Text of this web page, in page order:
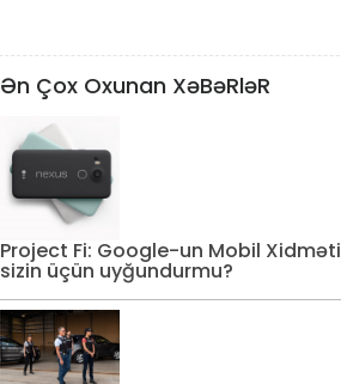
Ən Çox Oxunan XəBəRləR
Project Fi: Google-un Mobil Xidməti
sizin üçün uyğundurmu?